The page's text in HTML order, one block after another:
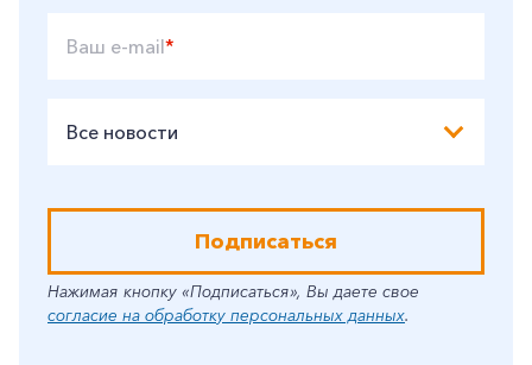
Ваш e-mail*
Все новости
Подписаться
Нажимая кнопку «Подписаться», Вы даете свое
согласие на обработку персональных данных.